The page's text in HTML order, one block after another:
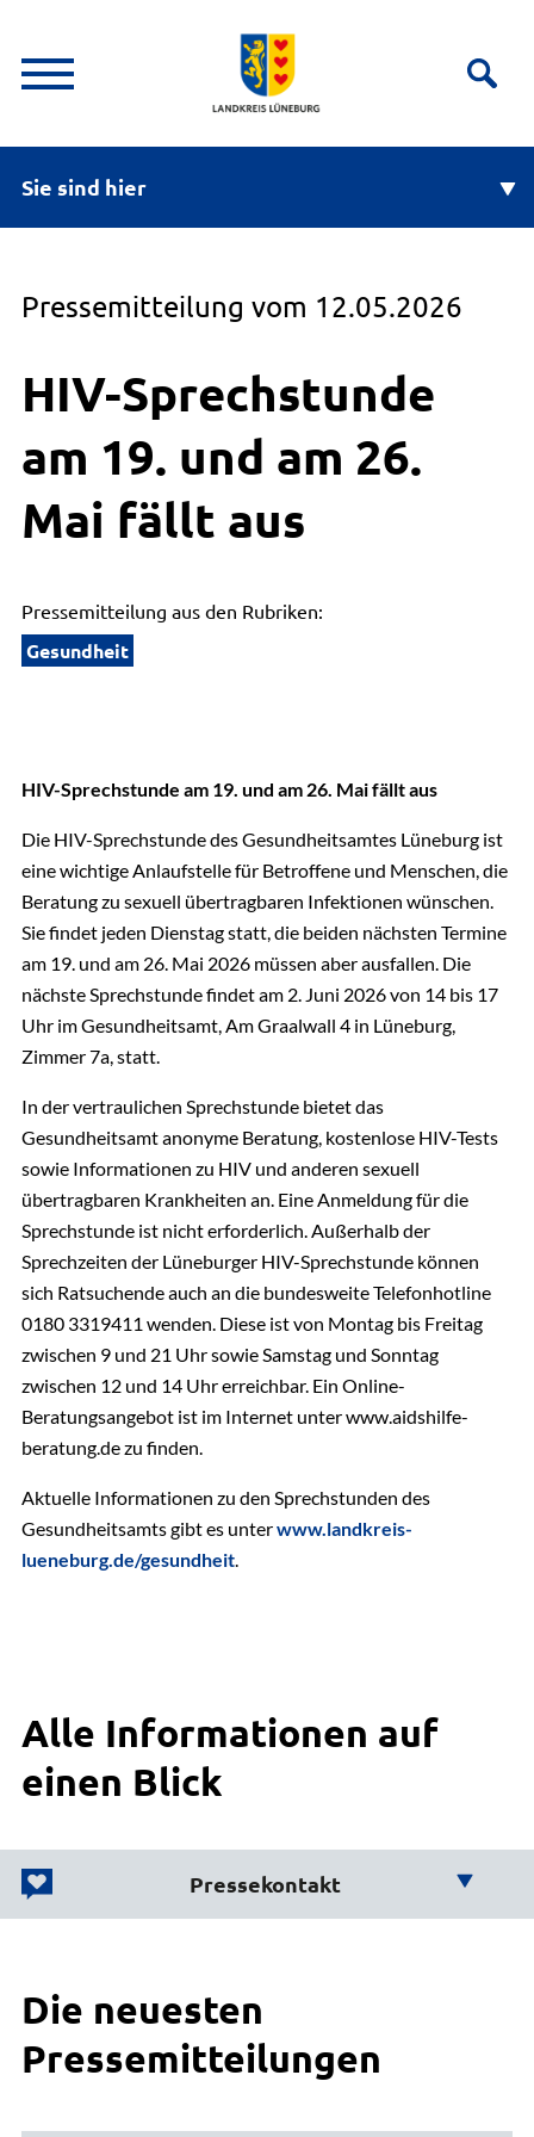
Sie sind hier
Pressemitteilung vom 12.05.2026
HIV-Sprechstunde
am 19. und am 26.
Mai fällt aus
Pressemitteilung aus den Rubriken:
Gesundheit
HIV-Sprechstunde am 19. und am 26. Mai fällt aus
Die HIV-Sprechstunde des Gesundheitsamtes Lüneburg ist
eine wichtige Anlaufstelle für Betroffene und Menschen, die
Beratung zu sexuell übertragbaren Infektionen wünschen.
Sie findet jeden Dienstag statt, die beiden nächsten Termine
am 19. und am 26. Mai 2026 müssen aber ausfallen. Die
nächste Sprechstunde findet am 2. Juni 2026 von 14 bis 17
Uhr im Gesundheitsamt, Am Graalwall 4 in Lüneburg,
Zimmer 7a, statt.
In der vertraulichen Sprechstunde bietet das
Gesundheitsamt anonyme Beratung, kostenlose HIV-Tests
sowie Informationen zu HIV und anderen sexuell
übertragbaren Krankheiten an. Eine Anmeldung für die
Sprechstunde ist nicht erforderlich. Außerhalb der
Sprechzeiten der Lüneburger HIV-Sprechstunde können
sich Ratsuchende auch an die bundesweite Telefonhotline
0180 3319411 wenden. Diese ist von Montag bis Freitag
zwischen 9 und 21 Uhr sowie Samstag und Sonntag
zwischen 12 und 14 Uhr erreichbar. Ein Online-
Beratungsangebot ist im Internet unter www.aidshilfe-
beratung.de zu finden.
Aktuelle Informationen zu den Sprechstunden des
Gesundheitsamts gibt es unterwww.landkreis-
lueneburg.de/gesundheit.
Alle Informationen auf
einen Blick
Pressekontakt
Büro des Landrats
Leiter Presse und Öffentlichkeitsarbeit
E-Mail senden
Die neuesten
Pressemitteilungen